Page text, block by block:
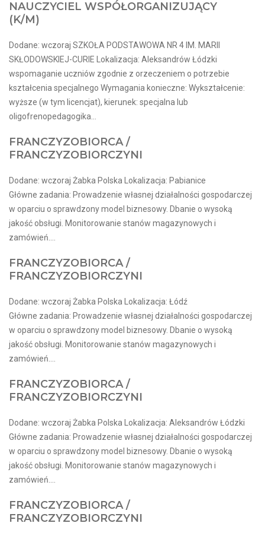
NAUCZYCIEL WSPÓŁORGANIZUJĄCY
(K/M)
Dodane: wczoraj SZKOŁA PODSTAWOWA NR 4 IM. MARII
SKŁODOWSKIEJ-CURIE Lokalizacja: Aleksandrów Łódzki
wspomaganie uczniów zgodnie z orzeczeniem o potrzebie
kształcenia specjalnego Wymagania konieczne: Wykształcenie:
wyższe (w tym licencjat), kierunek: specjalna lub
oligofrenopedagogika...
FRANCZYZOBIORCA /
FRANCZYZOBIORCZYNI
Dodane: wczoraj Żabka Polska Lokalizacja: Pabianice
Główne zadania: Prowadzenie własnej działalności gospodarczej
w oparciu o sprawdzony model biznesowy. Dbanie o wysoką
jakość obsługi. Monitorowanie stanów magazynowych i
zamówień....
FRANCZYZOBIORCA /
FRANCZYZOBIORCZYNI
Dodane: wczoraj Żabka Polska Lokalizacja: Łódź
Główne zadania: Prowadzenie własnej działalności gospodarczej
w oparciu o sprawdzony model biznesowy. Dbanie o wysoką
jakość obsługi. Monitorowanie stanów magazynowych i
zamówień....
FRANCZYZOBIORCA /
FRANCZYZOBIORCZYNI
Dodane: wczoraj Żabka Polska Lokalizacja: Aleksandrów Łódzki
Główne zadania: Prowadzenie własnej działalności gospodarczej
w oparciu o sprawdzony model biznesowy. Dbanie o wysoką
jakość obsługi. Monitorowanie stanów magazynowych i
zamówień....
FRANCZYZOBIORCA /
FRANCZYZOBIORCZYNI